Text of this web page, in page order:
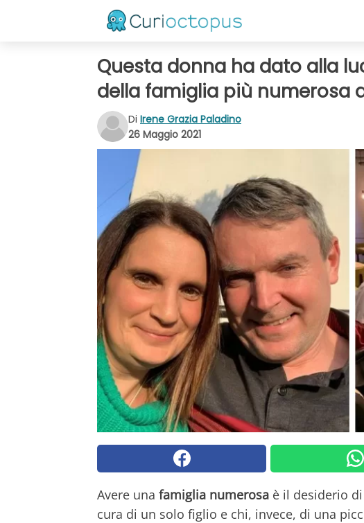
Questa donna ha dato alla
della famiglia più numerosa
Di Irene Grazia Paladino
26 Maggio 2021
Avere una famiglia numerosa è il desiderio
cura di un solo figlio e chi, invece, di una